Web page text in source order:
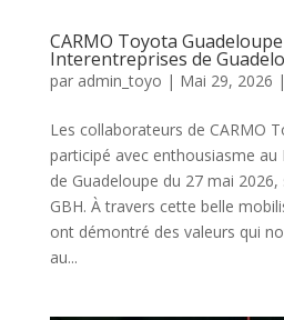
CARMO Toyota
Interentreprises de
par admin_toyo | Mai 29, 2026 |
Les collaborateurs de CARMO
participé avec enthousiasme au
de Guadeloupe du 27 mai
GBH. À travers cette belle
ont démontré des valeurs qui
au...